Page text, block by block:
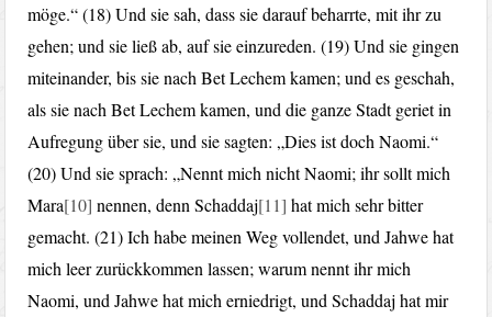
möge.“ (18) Und sie sah, dass sie darauf beharrte, mit ihr zu
gehen; und sie ließ ab, auf sie einzureden. (19) Und sie gingen
miteinander, bis sie nach Bet Lechem kamen; und es geschah,
als sie nach Bet Lechem kamen, und die ganze Stadt geriet in
Aufregung über sie, und sie sagten: „Dies ist doch Naomi.“
(20) Und sie sprach: „Nennt mich nicht Naomi; ihr sollt mich
Mara[10] nennen, denn Schaddaj[11] hat mich sehr bitter
gemacht. (21) Ich habe meinen Weg vollendet, und Jahwe hat
mich leer zurückkommen lassen; warum nennt ihr mich
Naomi, und Jahwe hat mich erniedrigt, und Schaddaj hat mir